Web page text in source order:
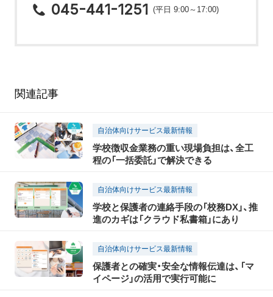
045-441-1251 (平日 9:00～17:00)
関連記事
自治体向けサービス最新情報
学校徴収金業務の重い現場負担は、全工
程の「一括委託」で解決できる
自治体向けサービス最新情報
学校と保護者の連絡手段の「校務DX」、推
進のカギは「クラウド私書箱」にあり
自治体向けサービス最新情報
保護者との確実・安全な情報伝達は、「マ
イページ」の活用で実行可能に